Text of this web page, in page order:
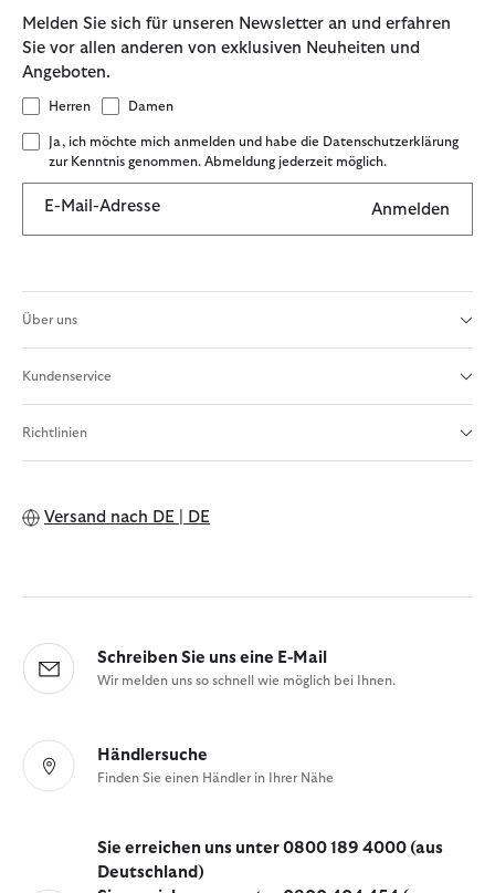
Melden Sie sich für unseren Newsletter an und erfahren
Sie vor allen anderen von exklusiven Neuheiten und
Angeboten.
Herren Damen
Ja, ich möchte mich anmelden und habe die Datenschutzerklärung
zur Kenntnis genommen. Abmeldung jederzeit möglich.
E-Mail-Adresse Anmelden
Über uns
Kundenservice
Richtlinien
Versand nach DE | DE
Schreiben Sie uns eine E-Mail
Wir melden uns so schnell wie möglich bei Ihnen.
Händlersuche
Finden Sie einen Händler in Ihrer Nähe
Sie erreichen uns unter 0800 189 4000 (aus
Deutschland)